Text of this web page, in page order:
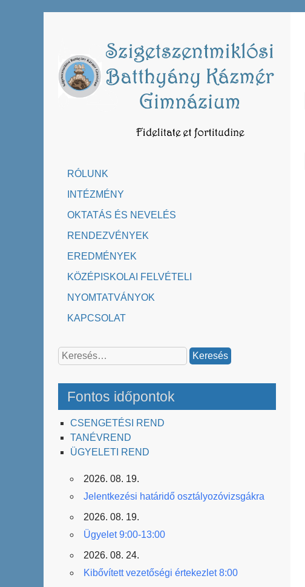
RÓLUNK
INTÉZMÉNY
OKTATÁS ÉS NEVELÉS
RENDEZVÉNYEK
EREDMÉNYEK
KÖZÉPISKOLAI FELVÉTELI
NYOMTATVÁNYOK
KAPCSOLAT
Keresés:
Fontos időpontok
CSENGETÉSI REND
TANÉVREND
ÜGYELETI REND
2026. 08. 19.
Jelentkezési határidő osztályozóvizsgákra
2026. 08. 19.
Ügyelet 9:00-13:00
2026. 08. 24.
Kibővített vezetőségi értekezlet 8:00